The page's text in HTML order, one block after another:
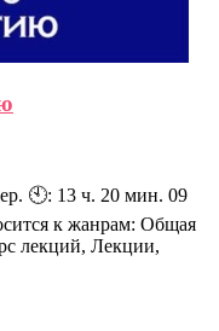
🕙: 13 ч. 20 мин. 09
к жанрам: Общая
лекций, Лекции,